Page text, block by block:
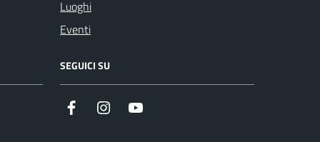
Luoghi
Eventi
SEGUICI SU
InstagramYouTube